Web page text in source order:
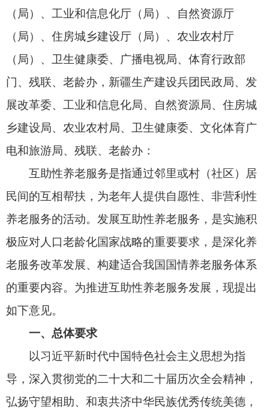
乡建设局、农业农村局、卫生健康委、文化体育广
电和旅游局、残联、老龄办：
互助性养老
服务是指通过邻里或村（社区）居
养老服务的活动。发展
互助性养老
服务，是实施积
极应对人口老龄化国家战略的重要要求，是深化养
老服务改革发展、构建适合我国国情养老服务体系
的重要内容。为推进互助性养老服务发展，现提出
如下意见。
以习近平新时代中国特色社会主义思想为指
导，深入贯彻党的二十大和二十届历次全会精神，
弘扬守望相助、和衷共济中华民族优秀传统美德，
倡导积极老龄观、健康老龄化理念，尽力而为、量
力而行，因地制宜、就近就便，大力推进互助性养
持续、形式多样的发展模式，逐步形成政府引导、
基层群众性自治组织支持、老年人自愿互助、社会
广泛参与的互助性养老服务发展格局，更好满足老
年人多样化养老服务需求。
到2030年，具备互助服务功能的城乡社区养老